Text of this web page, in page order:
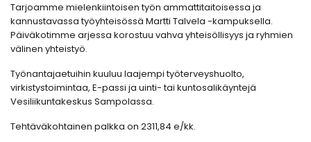
Tarjoamme mielenkiintoisen työn ammattitaitoisessa ja
kannustavassa työyhteisössä Martti Talvela -kampuksella.
Päiväkotimme arjessa korostuu vahva yhteisöllisyys ja ryhmien
välinen yhteistyö.
Työnantajaetuihin kuuluu laajempi työterveyshuolto,
virkistystoimintaa, E-passi ja uinti- tai kuntosalikäyntejä
Vesiliikuntakeskus Sampolassa.
Tehtäväkohtainen palkka on 2311,84 e/kk.